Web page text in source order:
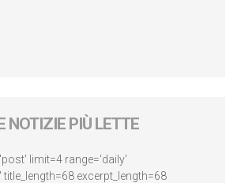
NOTIZIE PIÙ LETTE
limit=4 range='daily'
excerpt_length=68